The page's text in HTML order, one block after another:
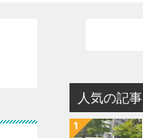
人気の記事